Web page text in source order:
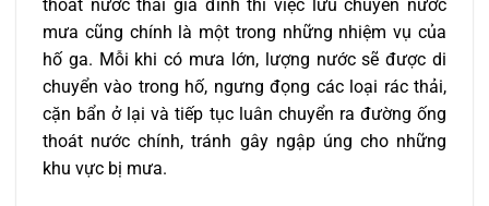
thoát nước thải gia đình thì việc lưu chuyển nước
mưa cũng chính là một trong những nhiệm vụ của
hố ga. Mỗi khi có mưa lớn, lượng nước sẽ được di
chuyển vào trong hố, ngưng đọng các loại rác thải,
cặn bẩn ở lại và tiếp tục luân chuyển ra đường ống
thoát nước chính, tránh gây ngập úng cho những
khu vực bị mưa.